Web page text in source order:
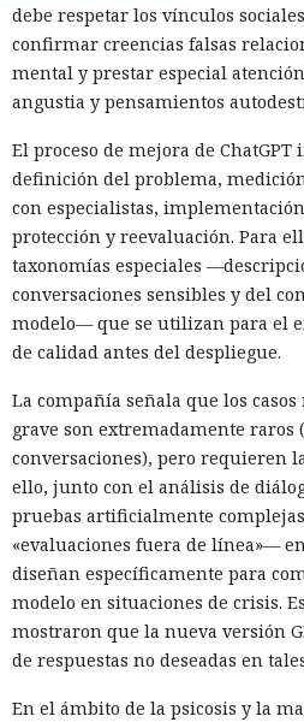
debe respetar los vínculos
confirmar creencias falsas
mental y prestar especial
angustia y pensamientos
El proceso de mejora de ChatGPT
definición del problema,
con especialistas,
protección y reevaluación. Para
taxonomías especiales
conversaciones sensibles y del
modelo— que se utilizan para el
de calidad antes del despliegue.
La compañía señala que los
grave son extremadamente raros
conversaciones), pero requieren
ello, junto con el análisis de
pruebas artificialmente
«evaluaciones fuera de línea»—
diseñan específicamente para
modelo en situaciones de crisis.
mostraron que la nueva versión
de respuestas no deseadas en
En el ámbito de la psicosis y la